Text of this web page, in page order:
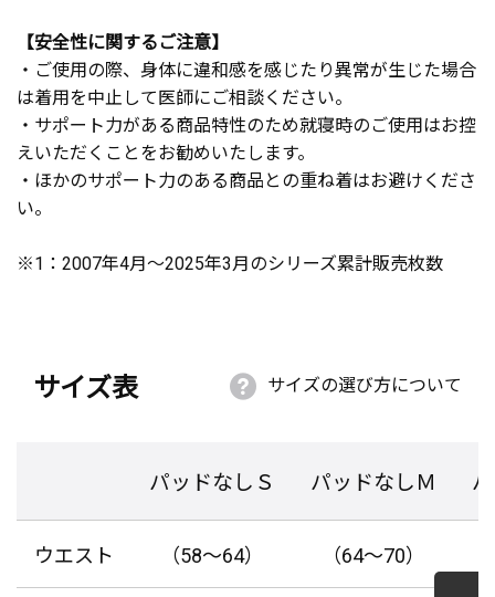
【安全性に関するご注意】
・ご使用の際、身体に違和感を感じたり異常が生じた場合
は着用を中止して医師にご相談ください。
・サポート力がある商品特性のため就寝時のご使用はお控
えいただくことをお勧めいたします。
・ほかのサポート力のある商品との重ね着はお避けくださ
い。
※1：2007年4月～2025年3月のシリーズ累計販売枚数
サイズ表 サイズの選び方について
パッドなしＳ パッドなしＭ
ウエスト （58～64） （64～70）